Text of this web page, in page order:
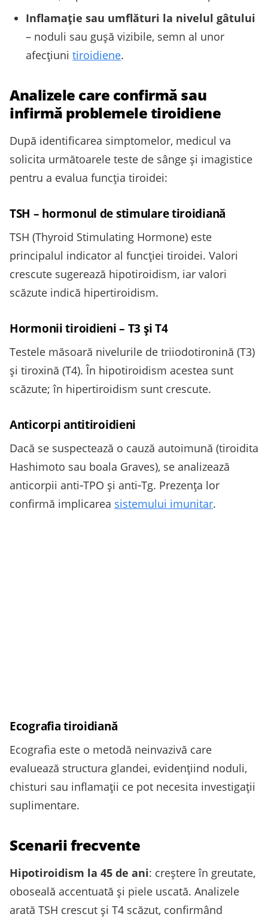
Inflamaţie sau umflături la nivelul gâtului
– noduli sau guşă vizibile, semn al unor
afecţiuni tiroidiene.
Analizele care confirmă sau
infirmă problemele tiroidiene
După identificarea simptomelor, medicul va
solicita următoarele teste de sânge şi imagistice
pentru a evalua funcţia tiroidei:
TSH – hormonul de stimulare tiroidiană
TSH (Thyroid Stimulating Hormone) este
principalul indicator al funcţiei tiroidei. Valori
crescute sugerează hipotiroidism, iar valori
scăzute indică hipertiroidism.
Hormonii tiroidieni – T3 şi T4
Testele măsoară nivelurile de triiodotironină (T3)
şi tiroxină (T4). În hipotiroidism acestea sunt
scăzute; în hipertiroidism sunt crescute.
Anticorpi antitiroidieni
Dacă se suspectează o cauză autoimună (tiroidita
Hashimoto sau boala Graves), se analizează
anticorpii anti‑TPO şi anti‑Tg. Prezenţa lor
confirmă implicarea sistemului imunitar.
Ecografia tiroidiană
Ecografia este o metodă neinvazivă care
evaluează structura glandei, evidenţiind noduli,
chisturi sau inflamaţii ce pot necesita investigaţii
suplimentare.
Scenarii frecvente
Hipotiroidism la 45 de ani: creştere în greutate,
oboseală accentuată şi piele uscată. Analizele
arată TSH crescut şi T4 scăzut, confirmând